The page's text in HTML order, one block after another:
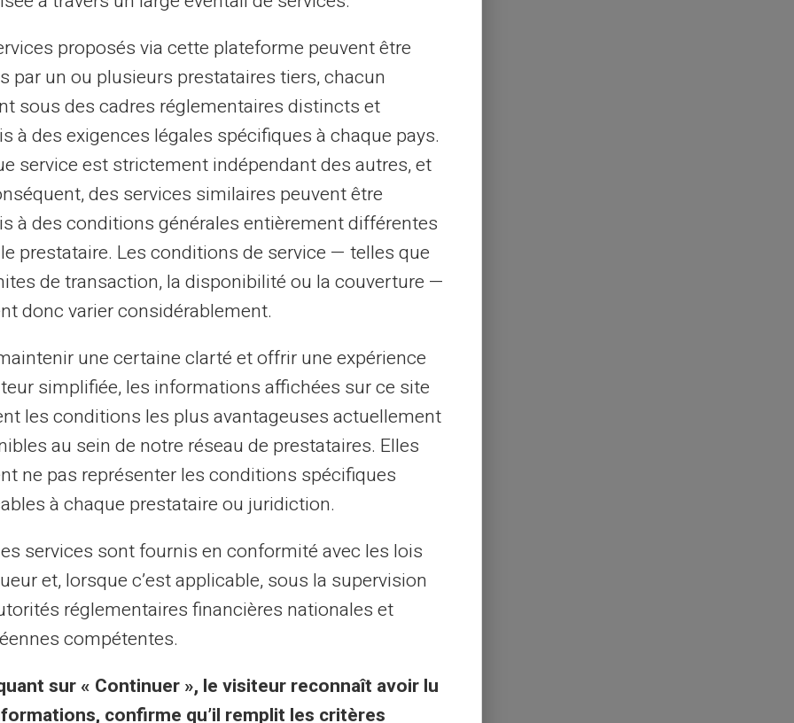
Faites chaque achat compter en
améliorer votre capacité
et des outils en ligne pour gérer
synchronisent avec votrecarte
de votre situation financière. Recevez
dernières transactions et du solde
financier dans votre poche.
sans souci
bénéficiez de la liberté d'acheter ou de
monde. Ceci est particulièrement utile
voyage à l'étranger. Les virements
sans tracas liées aux taux de
: Amplifiez vos
participez automatiquement
peuvent offrir des retours d'argent, des
proposés via cette plateforme peuvent être
par un ou plusieurs prestataires tiers, chacun
sous des cadres réglementaires distincts et
à des exigences légales spécifiques à chaque pays.
service est strictement indépendant des autres, et
des services similaires peuvent être
à des conditions générales entièrement différentes
prestataire. Les conditions de service — telles que
de transaction, la disponibilité ou la couverture —
donc varier considérablement.
une certaine clarté et offrir une expérience
simplifiée, les informations affichées sur ce site
les conditions les plus avantageuses actuellement
au sein de notre réseau de prestataires. Elles
ne pas représenter les conditions spécifiques
à chaque prestataire ou juridiction.
services sont fournis en conformité avec les lois
et, lorsque c’est applicable, sous la supervision
réglementaires financières nationales et
compétentes.
sur « Continuer », le visiteur reconnaît avoir lu
confirme qu’il remplit les critères